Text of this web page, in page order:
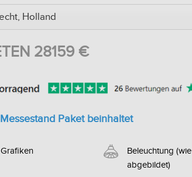
28159€
Paket beinhaltet
Grafiken
Beleuchtung (wie
abgebildet)